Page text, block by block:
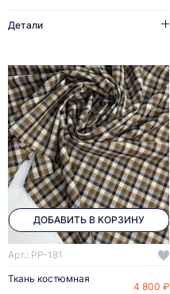
Детали
ДОБАВИТЬ В КОРЗИНУ
Арт.: PP-181
Ткань костюмная
4 800 ₽